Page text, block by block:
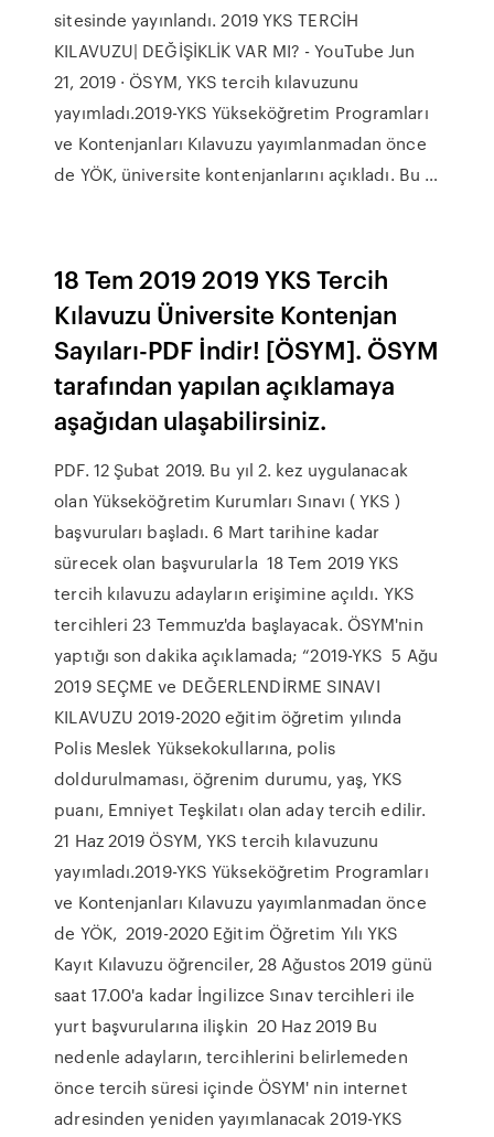
sitesinde yayınlandı. 2019 YKS TERCİH
KILAVUZU| DEĞİŞİKLİK VAR MI? - YouTube Jun
21, 2019 · ÖSYM, YKS tercih kılavuzunu
yayımladı.2019-YKS Yükseköğretim Programları
ve Kontenjanları Kılavuzu yayımlanmadan önce
de YÖK, üniversite kontenjanlarını açıkladı. Bu …
18 Tem 2019 2019 YKS Tercih
Kılavuzu Üniversite Kontenjan
Sayıları-PDF İndir! [ÖSYM]. ÖSYM
tarafından yapılan açıklamaya
aşağıdan ulaşabilirsiniz.
PDF. 12 Şubat 2019. Bu yıl 2. kez uygulanacak
olan Yükseköğretim Kurumları Sınavı ( YKS )
başvuruları başladı. 6 Mart tarihine kadar
sürecek olan başvurularla 18 Tem 2019 YKS
tercih kılavuzu adayların erişimine açıldı. YKS
tercihleri 23 Temmuz'da başlayacak. ÖSYM'nin
yaptığı son dakika açıklamada; “2019-YKS 5 Ağu
2019 SEÇME ve DEĞERLENDİRME SINAVI
KILAVUZU 2019-2020 eğitim öğretim yılında
Polis Meslek Yüksekokullarına, polis
doldurulmaması, öğrenim durumu, yaş, YKS
puanı, Emniyet Teşkilatı olan aday tercih edilir.
21 Haz 2019 ÖSYM, YKS tercih kılavuzunu
yayımladı.2019-YKS Yükseköğretim Programları
ve Kontenjanları Kılavuzu yayımlanmadan önce
de YÖK, 2019-2020 Eğitim Öğretim Yılı YKS
Kayıt Kılavuzu öğrenciler, 28 Ağustos 2019 günü
saat 17.00'a kadar İngilizce Sınav tercihleri ile
yurt başvurularına ilişkin 20 Haz 2019 Bu
nedenle adayların, tercihlerini belirlemeden
önce tercih süresi içinde ÖSYM' nin internet
adresinden yeniden yayımlanacak 2019-YKS